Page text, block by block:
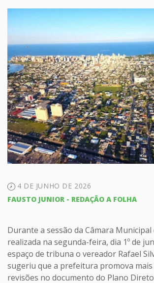
4 DE JUNHO DE 2026
FAUSTO JUNIOR - REDAÇÃO A FOLHA
Durante a sessão da Câmara
realizada na segunda-feira, dia 1º de
espaço de tribuna o vereador Rafael
sugeriu que a prefeitura promova mais
revisões no documento do Plano